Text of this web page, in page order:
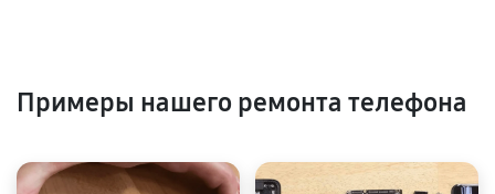
Примеры нашего ремонта телефона